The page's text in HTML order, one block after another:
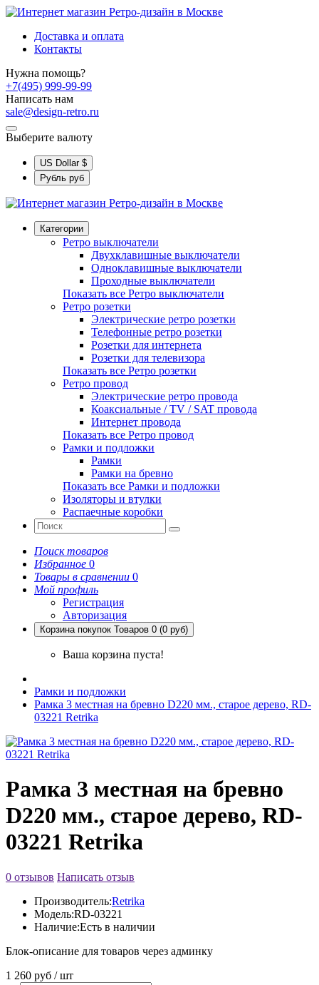
Доставка и оплата
Контакты
Нужна помощь?
+7(495) 999-99-99
Написать нам
sale@design-retro.ru
Выберите валюту
US Dollar $
Рубль руб
Категории
Ретро выключатели
Двухклавишные выключатели
Одноклавишные выключатели
Проходные выключатели
Показать все Ретро выключатели
Ретро розетки
Электрические ретро розетки
Телефонные ретро розетки
Розетки для интернета
Розетки для телевизора
Показать все Ретро розетки
Ретро провод
Электрические ретро провода
Коаксиальные / TV / SAT провода
Интернет провода
Показать все Ретро провод
Рамки и подложки
Рамки
Рамки на бревно
Показать все Рамки и подложки
Изоляторы и втулки
Распаечные коробки
Поиск товаров
Избранное 0
Товары в сравнении 0
Мой профиль
Регистрация
Авторизация
Корзина покупок Товаров 0 (0 руб)
Ваша корзина пуста!
Рамки и подложки
Рамка 3 местная на бревно D220 мм., старое дерево, RD-
03221 Retrika
Рамка 3 местная на бревно
D220 мм., старое дерево, RD-
03221 Retrika
0 отзывов Написать отзыв
Производитель:Retrika
Модель:RD-03221
Наличие:Есть в наличии
Блок-описание для товаров через админку
1 260 руб / шт